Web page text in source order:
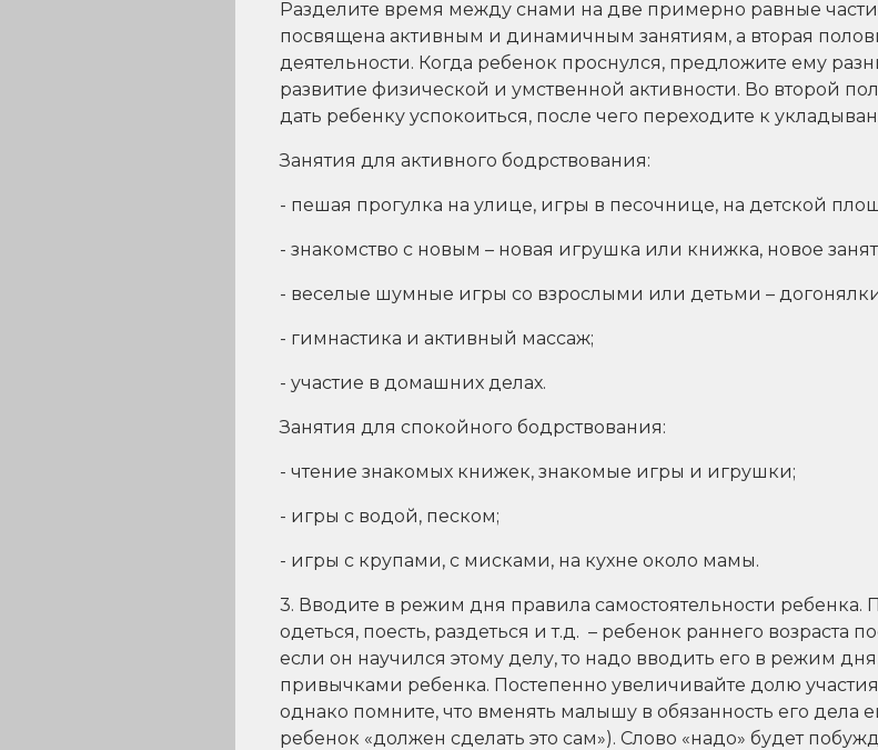
Разделите время между снами на две примерно равные
посвящена активным и динамичным занятиям, а вторая
деятельности. Когда ребенок проснулся, предложите ему
развитие физической и умственной активности. Во второй
дать ребенку успокоиться, после чего переходите к
Занятия для активного бодрствования:
- пешая прогулка на улице, игры в песочнице, на детской
- знакомство с новым – новая игрушка или книжка, новое
- веселые шумные игры со взрослыми или детьми –
- гимнастика и активный массаж;
- участие в домашних делах.
Занятия для спокойного бодрствования:
- чтение знакомых книжек, знакомые игры и игрушки;
- игры с водой, песком;
- игры с крупами, с мисками, на кухне около мамы.
3. Вводите в режим дня правила самостоятельности ребенка.
одеться, поесть, раздеться и т.д. – ребенок раннего возраста
если он научился этому делу, то надо вводить его в режим
привычками ребенка. Постепенно увеличивайте долю
однако помните, что вменять малышу в обязанность его дела
ребенок «должен сделать это сам»). Слово «надо» будет